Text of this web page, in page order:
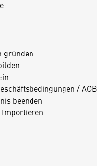
gründen
/ AGB
beenden